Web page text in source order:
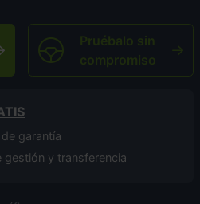
Pruébalo sin
compromiso
garantía
gestión y transferencia